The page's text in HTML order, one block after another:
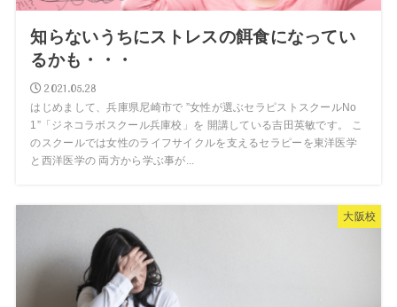
知らないうちにストレスの餌食になってい
るかも・・・
2021.05.28
はじめまして、兵庫県尼崎市で ”女性が選ぶセラピストスクールNo
1”「ジネコラボスクール兵庫校」を 開講している吉田英敏です。 こ
のスクールでは女性のライフサイクルを支えるセラピーを東洋医学
と西洋医学の 両方から学ぶ事が...
大阪校